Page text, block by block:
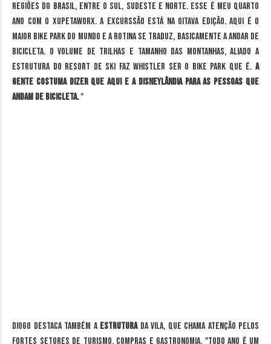
regiões do Brasil, entre o sul, sudeste e norte. Esse é meu quarto
ano com o Xupetaworx. A excurssão está na oitava edição. Aqui é o
maior bike park do mundo e a rotina se traduz, basicamente a andar de
bicicleta. O volume de trilhas e tamanho das montanhas, aliado a
estrutura do resort de ski faz Whistler ser o bike park que é. A
gente costuma dizer que aqui e a disneylândia para as pessoas que
andam de bicicleta."
Diogo destaca também a estruturada vila, que chama atenção pelos
fortes setores de turismo, compras e gastronomia. "Todo ano é um